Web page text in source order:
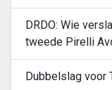
DRDO: Wie
tweede Pirelli
Dubbelslag voor